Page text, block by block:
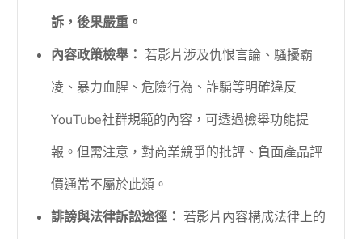
訴，後果嚴重。
內容政策檢舉： 若影片涉及仇恨言論、騷擾霸
凌、暴力血腥、危險行為、詐騙等明確違反
YouTube社群規範的內容，可透過檢舉功能提
報。但需注意，對商業競爭的批評、負面產品評
價通常不屬於此類。
誹謗與法律訴訟途徑： 若影片內容構成法律上的